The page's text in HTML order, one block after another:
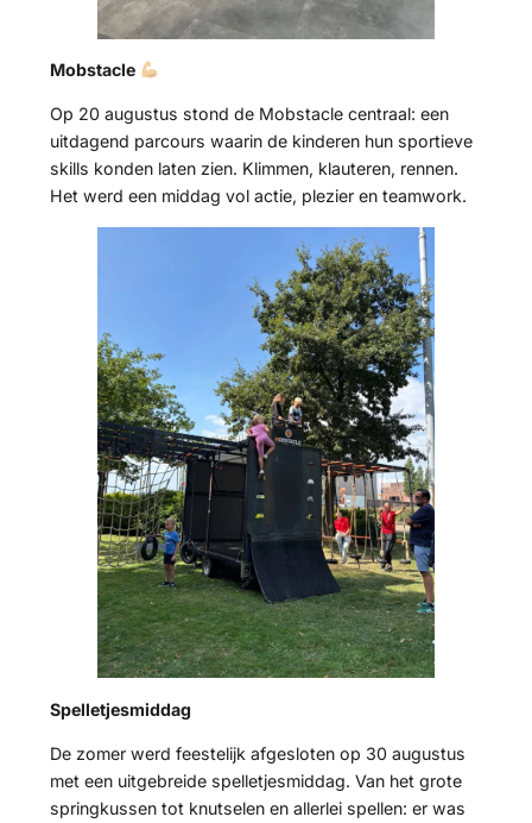
Mobstacle
Op 20 augustus stond de Mobstacle centraal: een
uitdagend parcours waarin de kinderen hun sportieve
skills konden laten zien. Klimmen, klauteren, rennen.
Het werd een middag vol actie, plezier en teamwork.
Spelletjesmiddag
De zomer werd feestelijk afgesloten op 30 augustus
met een uitgebreide spelletjesmiddag. Van het grote
springkussen tot knutselen en allerlei spellen: er was